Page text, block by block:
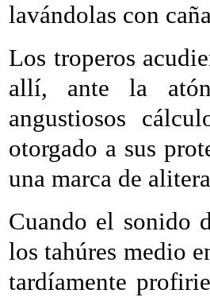
lavándolas con
Los troperos
allí, ante la
angustiosos
otorgado a sus
una marca de
Cuando el sonido
los tahúres medio
tardíamente